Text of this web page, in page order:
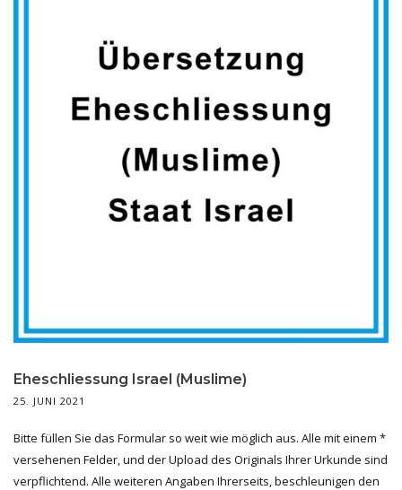
Eheschliessung Israel (Muslime)
25. JUNI 2021
Bitte füllen Sie das Formular so weit wie möglich aus. Alle mit einem *
versehenen Felder, und der Upload des Originals Ihrer Urkunde sind
verpflichtend. Alle weiteren Angaben Ihrerseits, beschleunigen den